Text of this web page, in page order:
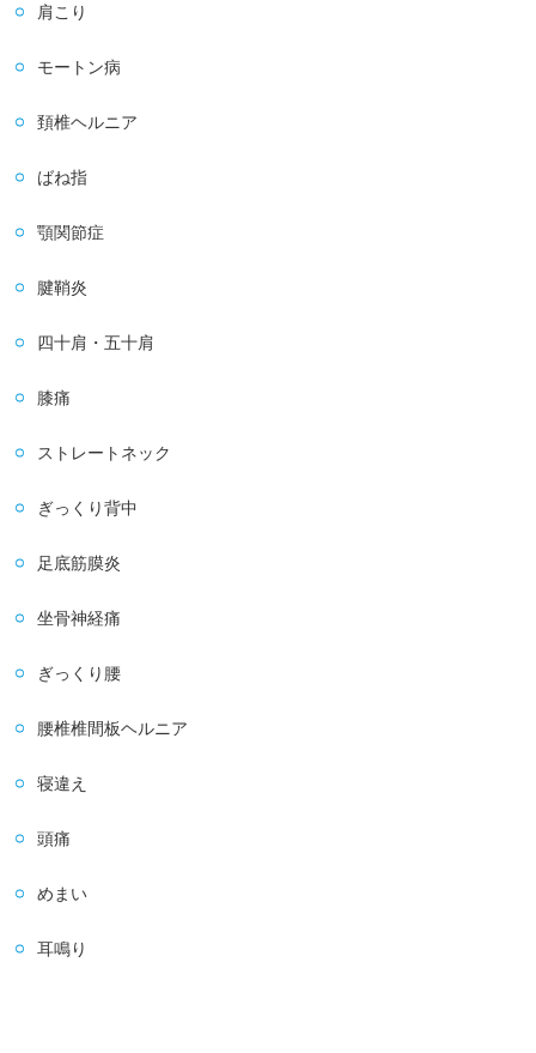
肩こり
モートン病
頚椎ヘルニア
ばね指
顎関節症
腱鞘炎
四十肩・五十肩
膝痛
ストレートネック
ぎっくり背中
足底筋膜炎
坐骨神経痛
ぎっくり腰
腰椎椎間板ヘルニア
寝違え
頭痛
めまい
耳鳴り